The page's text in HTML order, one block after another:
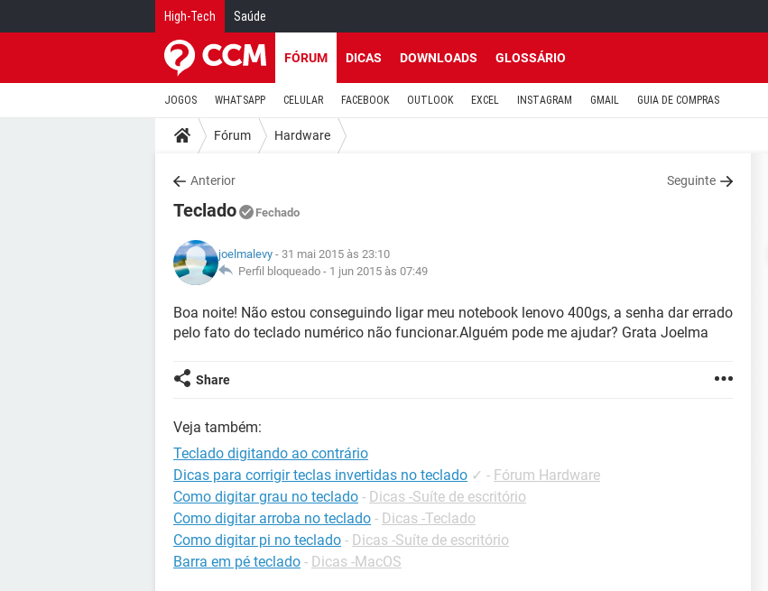
High-Tech Saúde
FÓRUM DICAS DOWNLOADS GLOSSÁRIO
JOGOS WHATSAPP CELULAR FACEBOOK OUTLOOK EXCEL INSTAGRAM GMAIL GUIA DE COMPRAS
Fórum Hardware
Anterior Seguinte
Teclado Fechado
joelmalevy - 31 mai 2015 às 23:10
Perfil bloqueado - 1 jun 2015 às 07:49
Boa noite! Não estou conseguindo ligar meu notebook lenovo 400gs, a senha dar errado
pelo fato do teclado numérico não funcionar.Alguém pode me ajudar? Grata Joelma
Share
Veja também:
Teclado digitando ao contrário
Dicas para corrigir teclas invertidas no teclado ✓ - Fórum Hardware
Como digitar grau no teclado - Dicas -Suíte de escritório
Como digitar arroba no teclado - Dicas -Teclado
Como digitar pi no teclado - Dicas -Suíte de escritório
Barra em pé teclado - Dicas -MacOS